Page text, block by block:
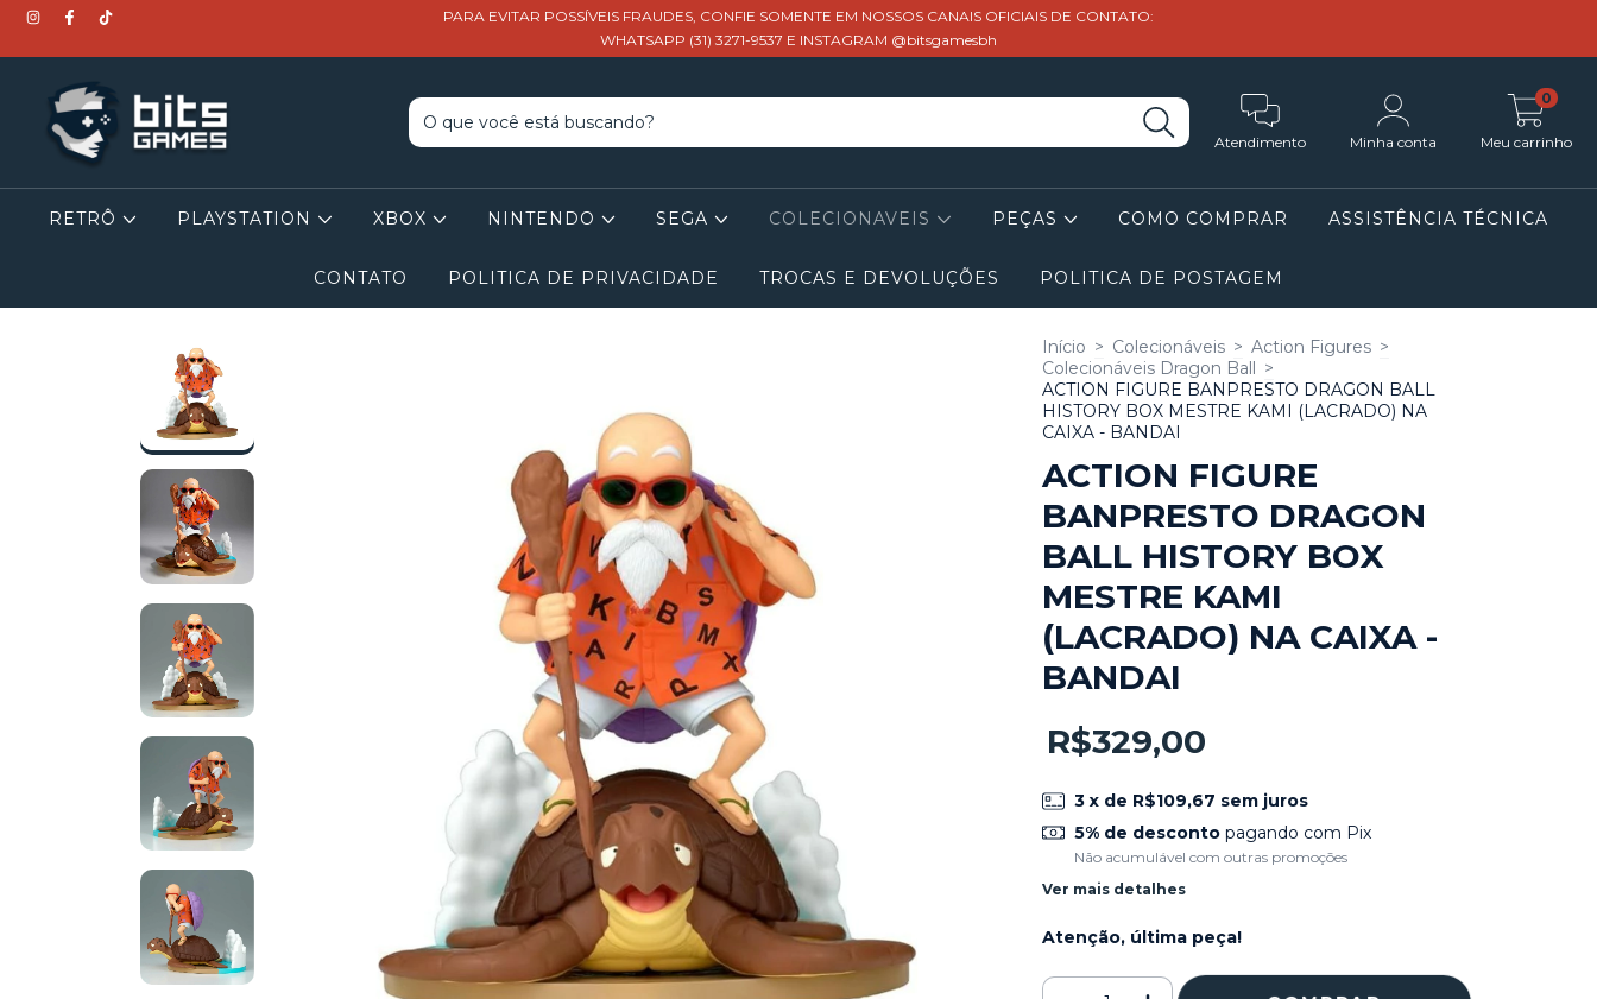
PARA EVITAR POSSÍVEIS FRAUDES, CONFIE SOMENTE EM NOSSOS CANAIS OFICIAIS DE CONTATO:
WHATSAPP (31) 3271-9537 E INSTAGRAM @bitsgamesbh
Atendimento Minha conta Meu carrinho
0
RETRÔ PLAYSTATION XBOX NINTENDO SEGA COLECIONAVEIS PEÇAS COMO COMPRAR ASSISTÊNCIA TÉCNICA
CONTATO POLITICA DE PRIVACIDADE TROCAS E DEVOLUÇÕES POLITICA DE POSTAGEM
Início > Colecionáveis > Action Figures >
Colecionáveis Dragon Ball >
ACTION FIGURE BANPRESTO DRAGON BALL
HISTORY BOX MESTRE KAMI (LACRADO) NA
CAIXA - BANDAI
ACTION FIGURE
BANPRESTO DRAGON
BALL HISTORY BOX
MESTRE KAMI
(LACRADO) NA CAIXA -
BANDAI
R$329,00
3 x de R$109,67 sem juros
5% de descontopagando com Pix
Não acumulável com outras promoções
Ver mais detalhes
Atenção, última peça!